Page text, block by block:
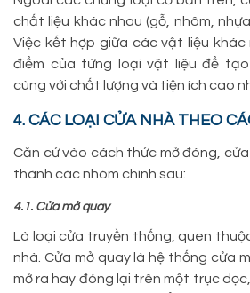
chất liệu khác nhau (gỗ, nhôm,
Việc kết hợp giữa các vật liệu khác
điểm của từng loại vật liệu để
cùng với chất lượng và tiện ích cao
4. CÁC LOẠI CỬA NHÀ THEO
Căn cứ vào cách thức mở đóng,
thành các nhóm chính sau:
4.1. Cửa mở quay
Là loại cửa truyền thống, quen
nhà. Cửa mở quay là hệ thống cửa
mở ra hay đóng lại trên một trục